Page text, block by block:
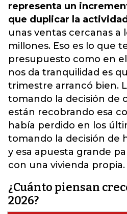
representa un
que duplicar la
unas ventas cercanas a
millones. Eso es lo que
presupuesto como en
nos da tranquilidad es
trimestre arrancó bien.
tomando la decisión de
están recobrando esa
había perdido en los
tomando la decisión de
y esa apuesta grande
con una vivienda propia.
¿Cuánto piensan
2026?